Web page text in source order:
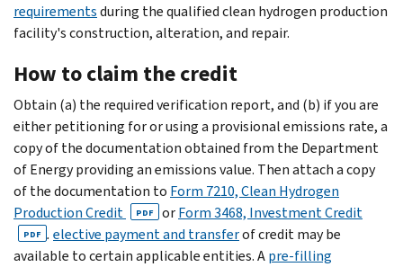
requirementsduring the qualified clean hydrogen production
facility's construction, alteration, and repair.
How to claim the credit
Obtain (a) the required verification report, and (b) if you are
either petitioning for or using a provisional emissions rate, a
copy of the documentation obtained from the Department
of Energy providing an emissions value. Then attach a copy
of the documentation to Form 7210, Clean Hydrogen
Production Credit
PDF orForm 3468, Investment Credit
PDF . elective payment and transferof credit may be
available to certain applicable entities. Apre-filling